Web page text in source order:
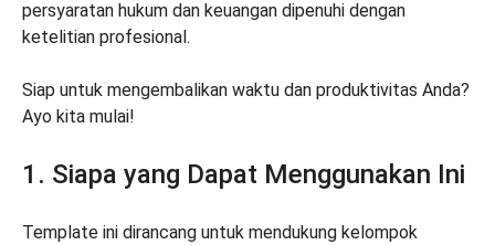
persyaratan hukum dan keuangan dipenuhi dengan
ketelitian profesional.
Siap untuk mengembalikan waktu dan produktivitas Anda?
Ayo kita mulai!
1. Siapa yang Dapat Menggunakan Ini
Template ini dirancang untuk mendukung kelompok